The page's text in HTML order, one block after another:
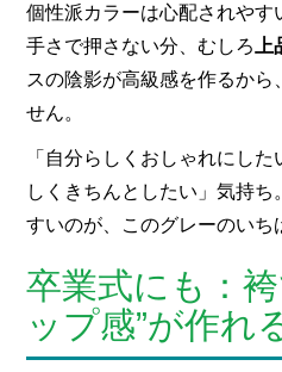
個性派カラーは心配されやす
手さで押さない分、むしろ
スの陰影が高級感を作るから
せん。
「自分らしくおしゃれにし
しくきちんとしたい」気持
すいのが、このグレーのいち
卒業式にも：
ップ感”が作れ